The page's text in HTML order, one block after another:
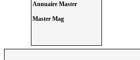
Annuaire Master
Master Mag